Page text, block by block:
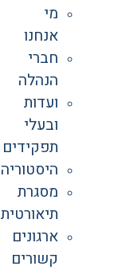
מי
אנחנו
חברי
הנהלה
ועדות
ובעלי
תפקידים
היסטוריה
מסגרת
תיאורטית
ארגונים
קשורים